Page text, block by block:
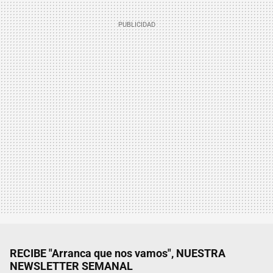
RECIBE "Arranca que nos vamos", NUESTRA
NEWSLETTER SEMANAL